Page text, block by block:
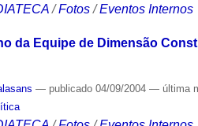
/Fotos /Eventos Internos
da Equipe de Dimensão
— publicado 04/09/2004— última